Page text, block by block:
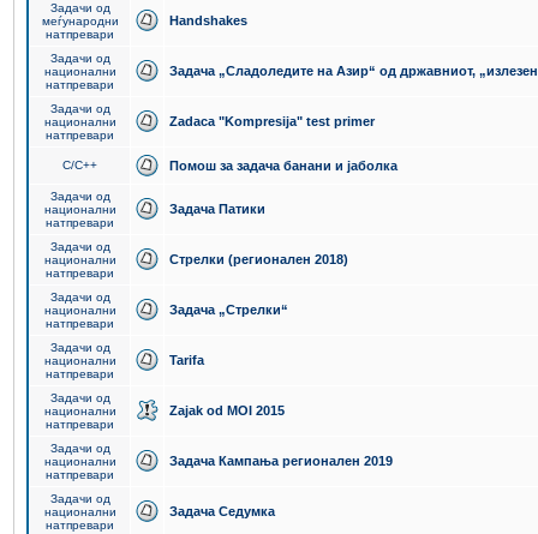
Задачи од
меѓународни
натпревари
Handshakes
Задачи од
национални
натпревари
Задача „Сладоледите на Азир“ од државниот,
Задачи од
национални
натпревари
Zadaca "Kompresija" test primer
C/C++ Помош за задача банани и јаболка
Задачи од
национални
натпревари
Задача Патики
Задачи од
национални
натпревари
Стрелки (регионален 2018)
Задачи од
национални
натпревари
Задача „Стрелки“
Задачи од
национални
натпревари
Tarifa
Задачи од
национални
натпревари
Zajak od MOI 2015
Задачи од
национални
натпревари
Задача Кампања регионален 2019
Задачи од
национални
натпревари
Задача Седумка